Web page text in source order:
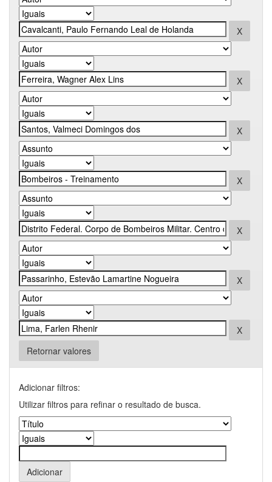
Retornar valores
Adicionar filtros:
Utilizar filtros para refinar o resultado de busca.